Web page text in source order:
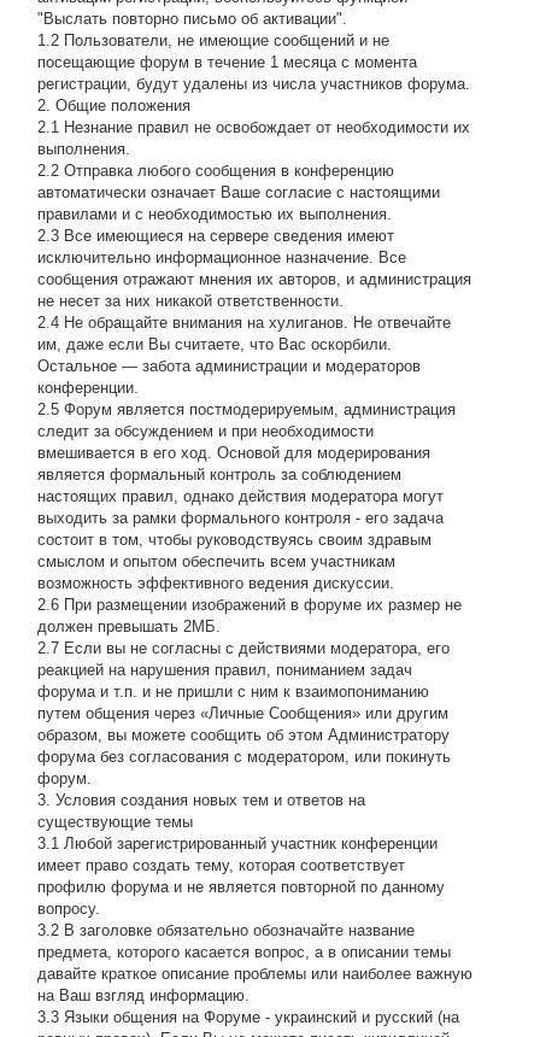
"Выслать повторно письмо об активации".
1.2 Пользователи, не имеющие сообщений и не
посещающие форум в течение 1 месяца с момента
регистрации, будут удалены из числа участников форума.
2. Общие положения
2.1 Hезнание правил не освобождает от необходимости их
выполнения.
2.2 Отправка любого сообщения в конференцию
автоматически означает Ваше согласие с настоящими
правилами и с необходимостью их выполнения.
2.3 Все имеющиеся на сервере сведения имеют
исключительно информационное назначение. Все
сообщения отражают мнения их авторов, и администрация
не несет за них никакой ответственности.
2.4 Не обращайте внимания на хулиганов. Не отвечайте
им, даже если Вы считаете, что Вас оскорбили.
Остальное — забота администрации и модераторов
конференции.
2.5 Форум является постмодерируемым, администрация
следит за обсуждением и при необходимости
вмешивается в его ход. Основой для модерирования
является формальный контроль за соблюдением
настоящих правил, однако действия модератора могут
выходить за рамки формального контроля - его задача
состоит в том, чтобы руководствуясь своим здравым
смыслом и опытом обеспечить всем участникам
возможность эффективного ведения дискуссии.
2.6 При размещении изображений в форуме их размер не
должен превышать 2МБ.
2.7 Если вы не согласны с действиями модератора, его
реакцией на нарушения правил, пониманием задач
форума и т.п. и не пришли с ним к взаимопониманию
путем общения через «Личные Сообщения» или другим
образом, вы можете сообщить об этом Администратору
форума без согласования с модератором, или покинуть
форум.
3. Условия создания новых тем и ответов на
существующие темы
3.1 Любой зарегистрированный участник конференции
имеет право создать тему, которая соответствует
профилю форума и не является повторной по данному
вопросу.
3.2 В заголовке обязательно обозначайте название
предмета, которого касается вопрос, а в описании темы
давайте краткое описание проблемы или наиболее важную
на Ваш взгляд информацию.
3.3 Языки общения на Форуме - украинский и русский (на